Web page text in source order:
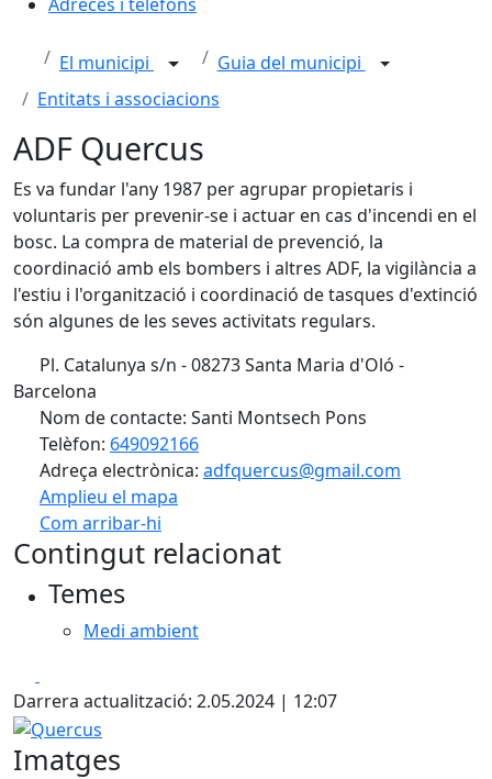
El municipi
Guia del municipi
Entitats i associacions
ADF Quercus
Es va fundar l'any 1987 per agrupar propietaris i
voluntaris per prevenir-se i actuar en cas d'incendi en el
bosc. La compra de material de prevenció, la
coordinació amb els bombers i altres ADF, la vigilància a
l'estiu i l'organització i coordinació de tasques d'extinció
són algunes de les seves activitats regulars.
Pl. Catalunya s/n - 08273 Santa Maria d'Oló -
Barcelona
Nom de contacte: Santi Montsech Pons
Telèfon: 649092166
Adreça electrònica: adfquercus@gmail.com
Amplieu el mapa
Com arribar-hi
+
Contingut relacionat
Temes
Medi ambient
Darrera actualització: 2.05.2024 | 12:07
Quercus
Imatges